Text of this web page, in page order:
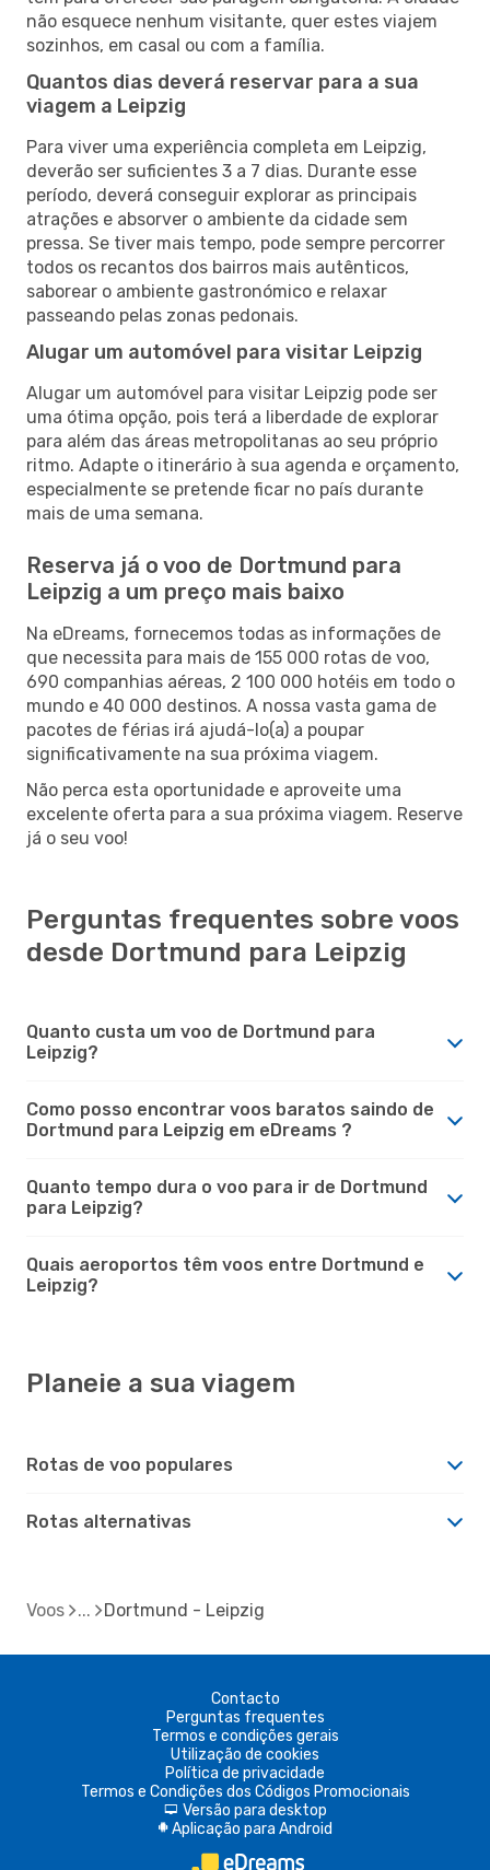
não esquece nenhum visitante, quer estes viajem
sozinhos, em casal ou com a família.
Quantos dias deverá reservar para a sua
viagem a Leipzig
Para viver uma experiência completa em Leipzig,
deverão ser suficientes 3 a 7 dias. Durante esse
período, deverá conseguir explorar as principais
atrações e absorver o ambiente da cidade sem
pressa. Se tiver mais tempo, pode sempre percorrer
todos os recantos dos bairros mais autênticos,
saborear o ambiente gastronómico e relaxar
passeando pelas zonas pedonais.
Alugar um automóvel para visitar Leipzig
Alugar um automóvel para visitar Leipzig pode ser
uma ótima opção, pois terá a liberdade de explorar
para além das áreas metropolitanas ao seu próprio
ritmo. Adapte o itinerário à sua agenda e orçamento,
especialmente se pretende ficar no país durante
mais de uma semana.
Reserva já o voo de Dortmund para
Leipzig a um preço mais baixo
Na eDreams, fornecemos todas as informações de
que necessita para mais de 155 000 rotas de voo,
690 companhias aéreas, 2 100 000 hotéis em todo o
mundo e 40 000 destinos. A nossa vasta gama de
pacotes de férias irá ajudá-lo(a) a poupar
significativamente na sua próxima viagem.
Não perca esta oportunidade e aproveite uma
excelente oferta para a sua próxima viagem. Reserve
já o seu voo!
Perguntas frequentes sobre voos
desde Dortmund para Leipzig
Quanto custa um voo de Dortmund para
Leipzig?
Como posso encontrar voos baratos saindo de
Dortmund para Leipzig em eDreams ?
Quanto tempo dura o voo para ir de Dortmund
para Leipzig?
Quais aeroportos têm voos entre Dortmund e
Leipzig?
Planeie a sua viagem
Rotas de voo populares
Rotas alternativas
Voos Dortmund - Leipzig
Contacto
Perguntas frequentes
Termos e condições gerais
Utilização de cookies
Política de privacidade
Termos e Condições dos Códigos Promocionais
d Versão para desktop
A Aplicação para Android